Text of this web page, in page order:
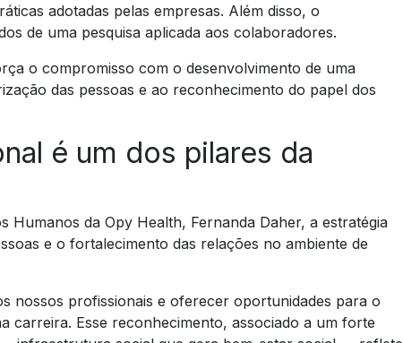
adotadas pelas empresas. Além disso, o
de uma pesquisa aplicada aos colaboradores.
o compromisso com o desenvolvimento de uma
das pessoas e ao reconhecimento do papel dos
é um dos pilares da
Humanos da Opy Health, Fernanda Daher, a estratégia
e o fortalecimento das relações no ambiente de
nossos profissionais e oferecer oportunidades para o
carreira. Esse reconhecimento, associado a um forte